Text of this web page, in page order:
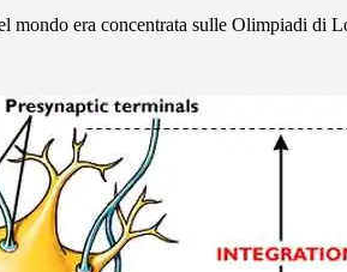
mondo era concentrata sulle Olimpiadi di